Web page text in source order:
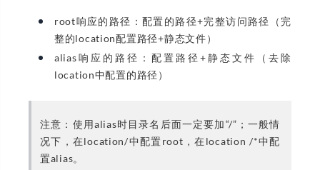
root响应的路径：配置的路径+完整访问路径（完
整的location配置路径+静态文件）
alias响应的路径：配置路径+静态文件（去除
location中配置的路径）
注意：使用alias时目录名后面一定要加“/”；一般情
况下，在location/中配置root，在location /*中配
置alias。